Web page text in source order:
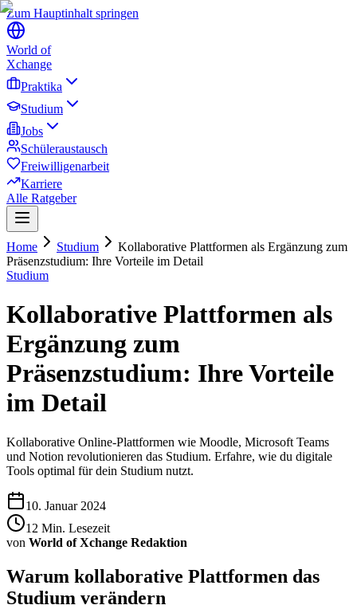
Zum Hauptinhalt springen
World of
Xchange
Praktika
Studium
Jobs
Schüleraustausch
Freiwilligenarbeit
Karriere
Alle Ratgeber
Home Studium
Kollaborative Plattformen als Ergänzung zum
Präsenzstudium: Ihre Vorteile im Detail
Studium
Kollaborative Plattformen als
Ergänzung zum
Präsenzstudium: Ihre Vorteile
im Detail
Kollaborative Online-Plattformen wie Moodle, Microsoft Teams
und Notion revolutionieren das Studium. Erfahre, wie du digitale
Tools optimal für dein Studium nutzt.
10. Januar 2024
12 Min. Lesezeit
von World of Xchange Redaktion
Warum kollaborative Plattformen das
Studium verändern